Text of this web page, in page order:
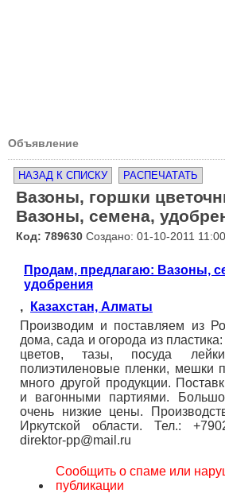
Объявление
НАЗАД К СПИСКУ РАСПЕЧАТАТЬ
Вазоны, горшки
Вазоны, семена,
Код: 789630 Создано: 01-10-2011 11:00
Продам, предлагаю: Вазоны,
удобрения
,
Казахстан, Алматы
Производим и поставляем из
дома, сада и огорода из
цветов, тазы, посуда
полиэтиленовые пленки, мешки
много другой продукции.
и вагонными партиями.
очень низкие цены.
Иркутской области. Тел.:
direktor-pp@mail.ru
Сообщить о спаме или
публикации